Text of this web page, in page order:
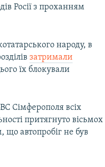
Росії з проханням
народу, в
затримали
їх блокували
Сімферополя всіх
притягнуто вісьмох
що автопробіг не був